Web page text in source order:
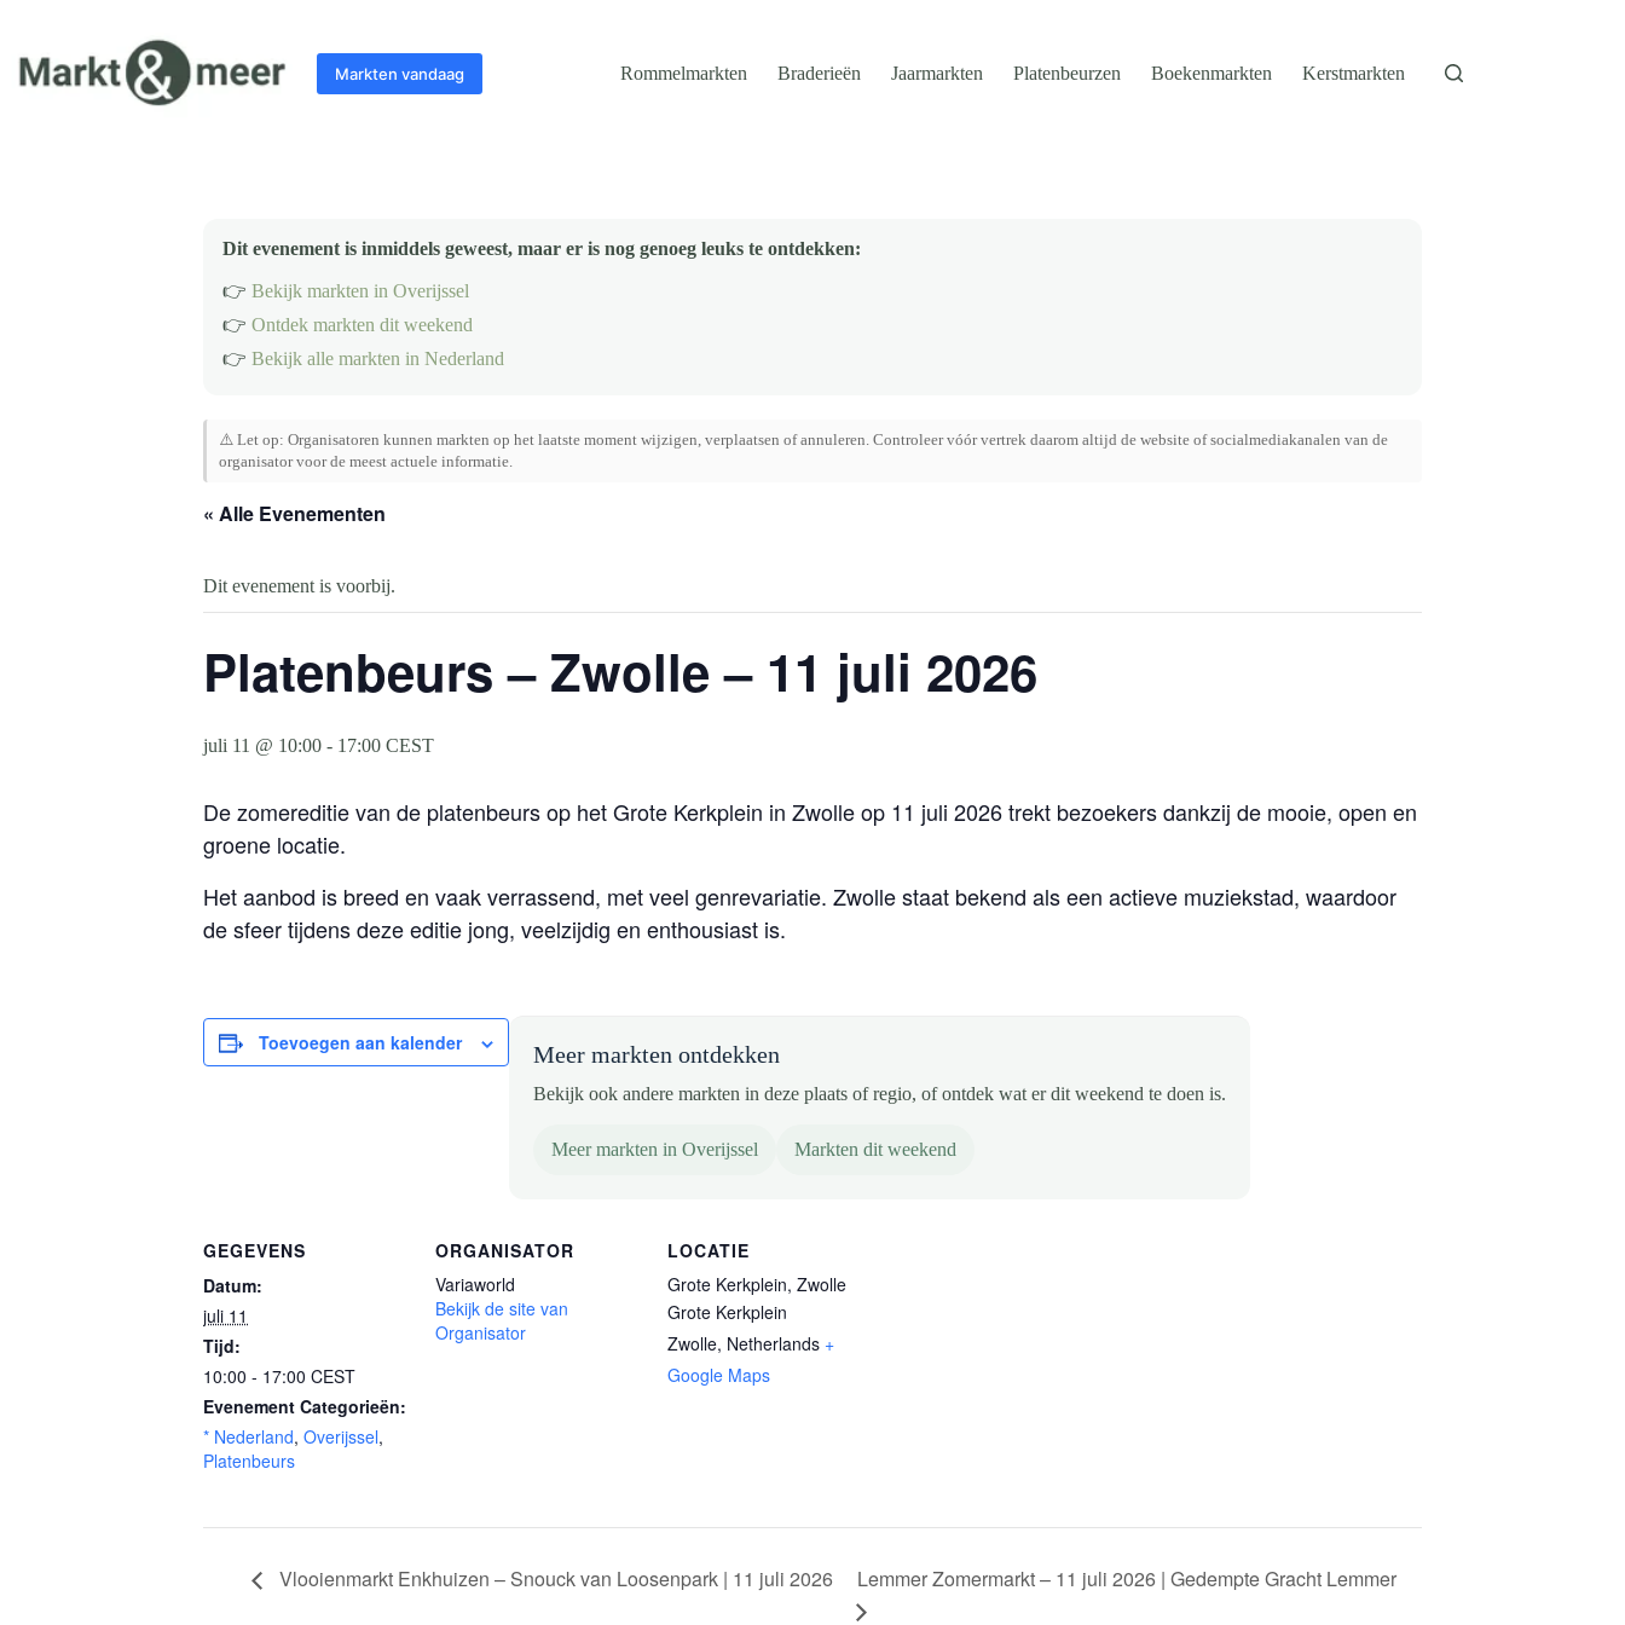
inhoud
Markten vandaag Rommelmarkten Braderieën Jaarmarkten Platenbeurzen Boekenmarkten Kerstmarkten
Dit evenement is inmiddels geweest, maar er is nog genoeg leuks te ontdekken:
👉 Bekijk markten in Overijssel
👉 Ontdek markten dit weekend
👉 Bekijk alle markten in Nederland
⚠️ Let op: Organisatoren kunnen markten op het laatste moment wijzigen, verplaatsen of annuleren. Controleer vóór vertrek daarom altijd de website of socialmediakanalen van de
organisator voor de meest actuele informatie.
« Alle Evenementen
Dit evenement is voorbij.
Platenbeurs – Zwolle – 11 juli 2026
juli 11 @ 10:00 - 17:00 CEST
De zomereditie van de platenbeurs op het Grote Kerkplein in Zwolle op 11 juli 2026 trekt bezoekers dankzij de mooie, open en
groene locatie.
Het aanbod is breed en vaak verrassend, met veel genrevariatie. Zwolle staat bekend als een actieve muziekstad, waardoor
de sfeer tijdens deze editie jong, veelzijdig en enthousiast is.
Toevoegen aan kalender Meer markten ontdekken
Bekijk ook andere markten in deze plaats of regio, of ontdek wat er dit weekend te doen is.
Meer markten in Overijssel Markten dit weekend
GEGEVENS
Datum:
juli 11
Tijd:
10:00 - 17:00 CEST
Evenement Categorieën:
* Nederland, Overijssel,
Platenbeurs
ORGANISATOR
Variaworld
Bekijk de site van
Organisator
LOCATIE
Grote Kerkplein, Zwolle
Grote Kerkplein
Zwolle, Netherlands +
Google Maps
Vlooienmarkt Enkhuizen – Snouck van Loosenpark | 11 juli 2026 Lemmer Zomermarkt – 11 juli 2026 | Gedempte Gracht Lemmer